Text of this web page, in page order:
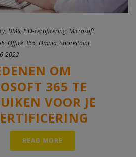
, DMS, ISO-certificering, Microsoft,
, Office 365, Omnia, SharePoint
2022
OM
365 TE
VOOR JE
READ MORE